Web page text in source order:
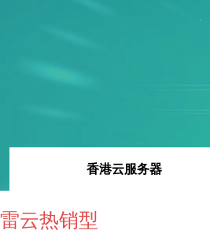
香港云服务器
雷云热销型